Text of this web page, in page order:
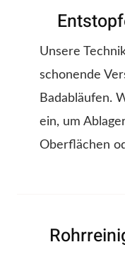
Unsere
schonende
Badabläufen.
ein, um
Oberflächen